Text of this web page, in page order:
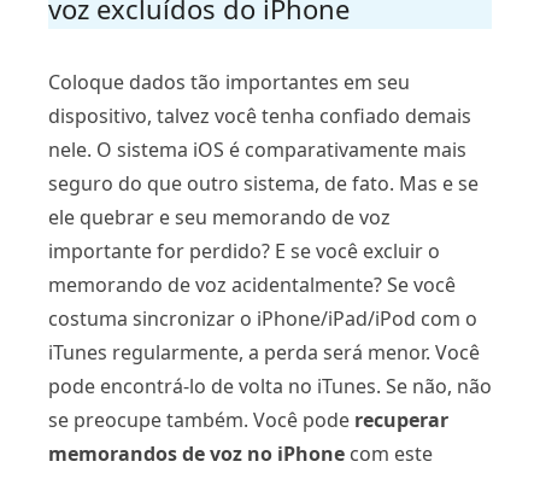
voz excluídos do iPhone
Coloque dados tão importantes em seu
dispositivo, talvez você tenha confiado demais
nele. O sistema iOS é comparativamente mais
seguro do que outro sistema, de fato. Mas e se
ele quebrar e seu memorando de voz
importante for perdido? E se você excluir o
memorando de voz acidentalmente? Se você
costuma sincronizar o iPhone/iPad/iPod com o
iTunes regularmente, a perda será menor. Você
pode encontrá-lo de volta no iTunes. Se não, não
se preocupe também. Você pode recuperar
memorandos de voz no iPhone com este